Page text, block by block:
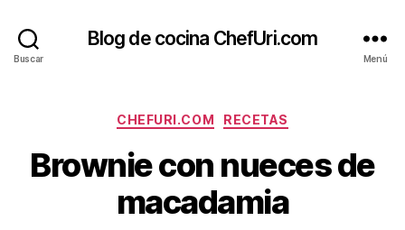
Buscar
Blog de cocina ChefUri.com
Menú
Categorías
CHEFURI.COM RECETAS
Brownie con nueces de
macadamia